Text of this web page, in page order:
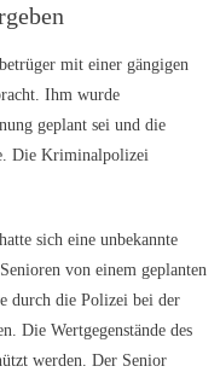
mit einer gängigen
Ihm wurde
geplant sei und die
Die Kriminalpolizei
sich eine unbekannte
von einem geplanten
durch die Polizei bei der
Die Wertgegenstände des
werden. Der Senior